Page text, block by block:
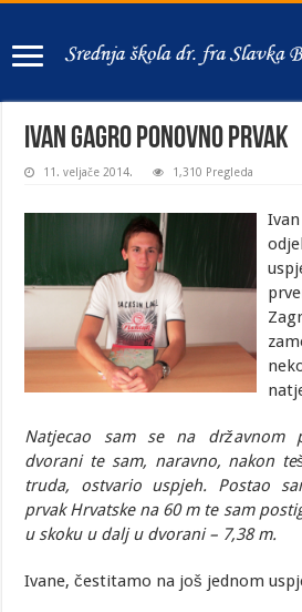
Ivan Gagro ponovno prvak
11. veljače 2014. 1,310 Pregleda
Natjecao sam se na državnom
dvorani te sam, naravno, nakon
truda, ostvario uspjeh. Postao
prvak Hrvatske na 60 m te sam
u skoku u dalj u dvorani – 7,38 m.
Ivane, čestitamo na još jednom